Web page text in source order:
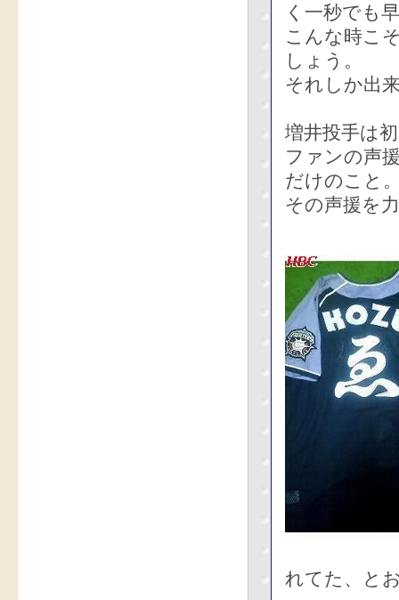
く一秒でも
こんな時こ
しょう。
それしか出
増井投手は
ファンの声
だけのこと
その声援を
れてた、と